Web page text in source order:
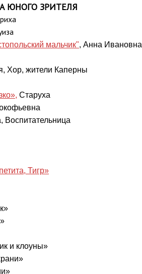
ЮНОГО ЗРИТЕЛЯ
мальчик", Анна Ивановна
Хор, жители Каперны
Старуха
Воспитательница
Тигр»
и клоуны»